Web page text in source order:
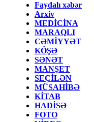
Faydalı xəbər
Arxiv
MEDİCİNA
MARAQLI
CƏMİYYƏT
KÖŞƏ
SƏNƏT
MANŞET
SEÇİLƏN
MÜSAHİBƏ
KİTAB
HADİSƏ
FOTO